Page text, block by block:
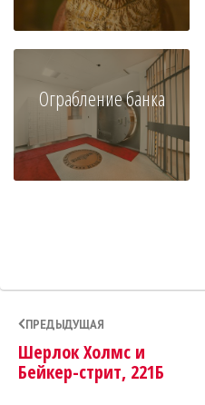
Ограбление банка
ПРЕДЫДУЩАЯ
Шерлок Холмс и
Бейкер-стрит, 221Б